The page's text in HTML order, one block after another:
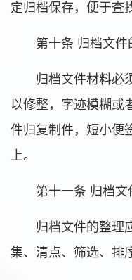
定归档保存，便于查
第十条 归档文件
归档文件材料必
以修整，字迹模糊或
件归复制件，短小便
上。
第十一条 归档文
归档文件的整理
集、清点、筛选、排